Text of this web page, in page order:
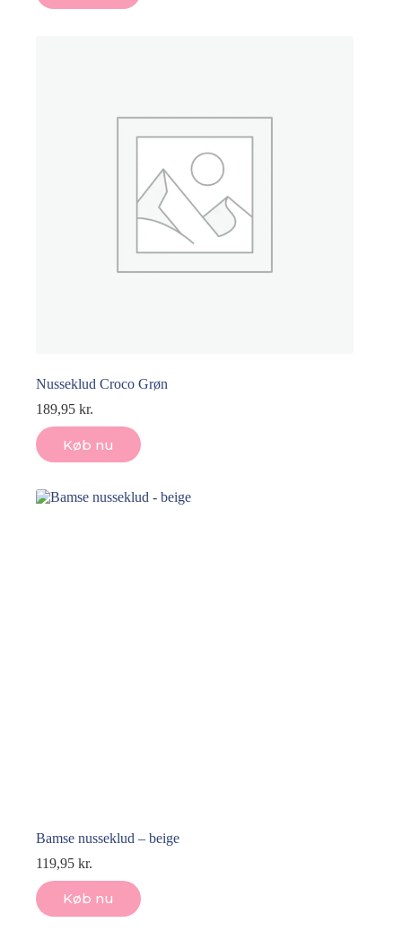
Nusseklud Croco Grøn
189,95 kr.
Køb nu
Bamse nusseklud – beige
119,95 kr.
Køb nu